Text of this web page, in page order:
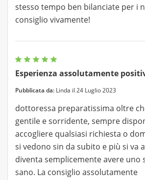
stesso tempo ben bilanciate per i
consiglio vivamente!
Esperienza assolutamente
Pubblicata da: Linda il 24 Luglio 2023
dottoressa preparatissima oltre
gentile e sorridente, sempre
accogliere qualsiasi richiesta o
si vedono sin da subito e più si va
diventa semplicemente avere uno
sano. La consiglio assolutamente